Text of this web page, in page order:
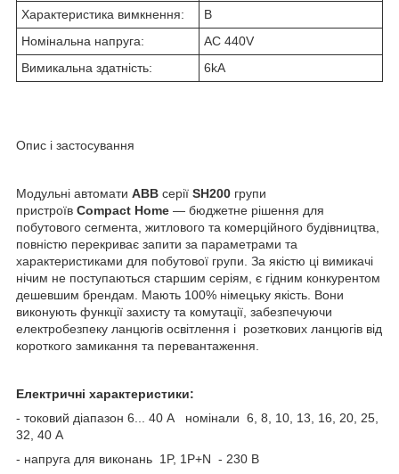
Характеристика вимкнення:
B
Номінальна напруга:
AC 440V
Вимикальна здатність:
6kA
Опис і застосування
Модульні автомати ABB серії SH200 групи
пристроїв Compact Home — бюджетне рішення для
побутового сегмента, житлового та комерційного будівництва,
повністю перекриває запити за параметрами та
характеристиками для побутової групи. За якістю ці вимикачі
нічим не поступаються старшим серіям, є гідним конкурентом
дешевшим брендам. Мають 100% німецьку якість. Вони
виконують функції захисту та комутації, забезпечуючи
електробезпеку ланцюгів освітлення і розеткових ланцюгів від
короткого замикання та перевантаження.
Електричні характеристики:
- токовий діапазон 6... 40 А номінали 6, 8, 10, 13, 16, 20, 25,
32, 40 А
- напруга для виконань 1P, 1P+N - 230 В